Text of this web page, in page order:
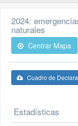
2024:
naturales
Centrar Mapa
Cuadro de
Estadísticas